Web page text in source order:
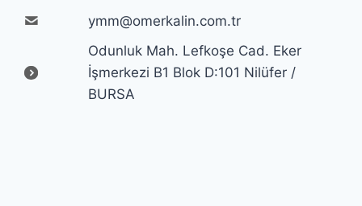
ymm@omerkalin.com.tr
Odunluk Mah. Lefkoşe Cad. Eker
İşmerkezi B1 Blok D:101 Nilüfer /
BURSA